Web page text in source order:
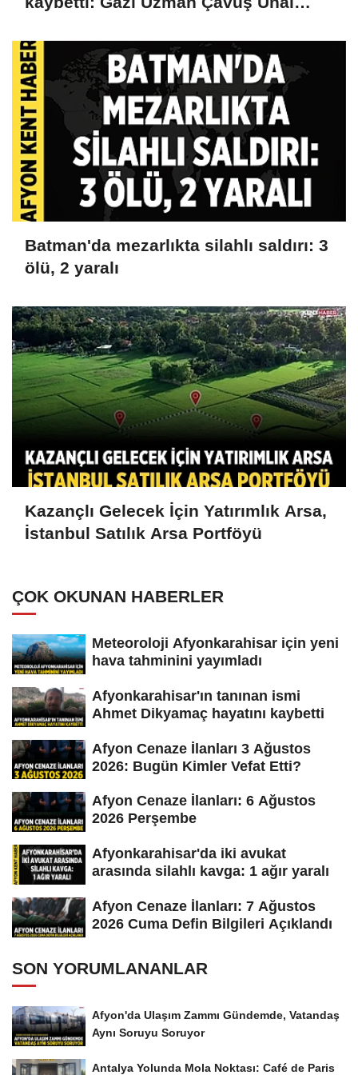
Batman'da mezarlıkta silahlı saldırı: 3
ölü, 2 yaralı
Kazançlı Gelecek İçin Yatırımlık Arsa,
İstanbul Satılık Arsa Portföyü
ÇOK OKUNAN HABERLER
Meteoroloji Afyonkarahisar için yeni
hava tahminini yayımladı
Afyonkarahisar'ın tanınan ismi
Ahmet Dikyamaç hayatını kaybetti
Afyon Cenaze İlanları 3 Ağustos
2026: Bugün Kimler Vefat Etti?
Afyon Cenaze İlanları: 6 Ağustos
2026 Perşembe
Afyonkarahisar'da iki avukat
arasında silahlı kavga: 1 ağır yaralı
Afyon Cenaze İlanları: 7 Ağustos
2026 Cuma Defin Bilgileri Açıklandı
SON YORUMLANANLAR
Afyon'da Ulaşım Zammı Gündemde, Vatandaş
Aynı Soruyu Soruyor
Antalya Yolunda Mola Noktası: Café de Paris